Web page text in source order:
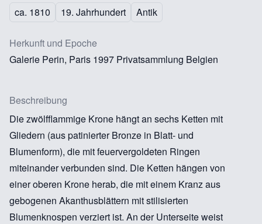
ca. 1810
19. Jahrhundert Antik
Herkunft und Epoche
Galerie Perin, Paris 1997 Privatsammlung Belgien
Beschreibung
Die zwölfflammige Krone hängt an sechs Ketten mit
Gliedern (aus patinierter Bronze in Blatt- und
Blumenform), die mit feuervergoldeten Ringen
miteinander verbunden sind. Die Ketten hängen von
einer oberen Krone herab, die mit einem Kranz aus
gebogenen Akanthusblättern mit stilisierten
Blumenknospen verziert ist. An der Unterseite weist